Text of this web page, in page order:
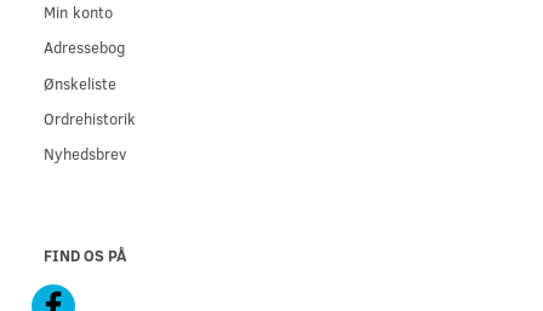
Min konto
Adressebog
Ønskeliste
Ordrehistorik
Nyhedsbrev
FIND OS PÅ